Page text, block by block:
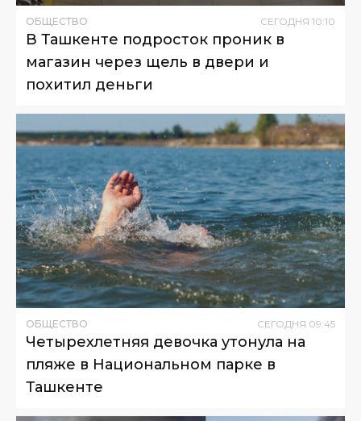
ОБЩЕСТВО СЕГОДНЯ 10:10
В Ташкенте подросток проник в
магазин через щель в двери и
похитил деньги
ОБЩЕСТВО СЕГОДНЯ 09:45
Четырехлетняя девочка утонула на
пляже в Национальном парке в
Ташкенте